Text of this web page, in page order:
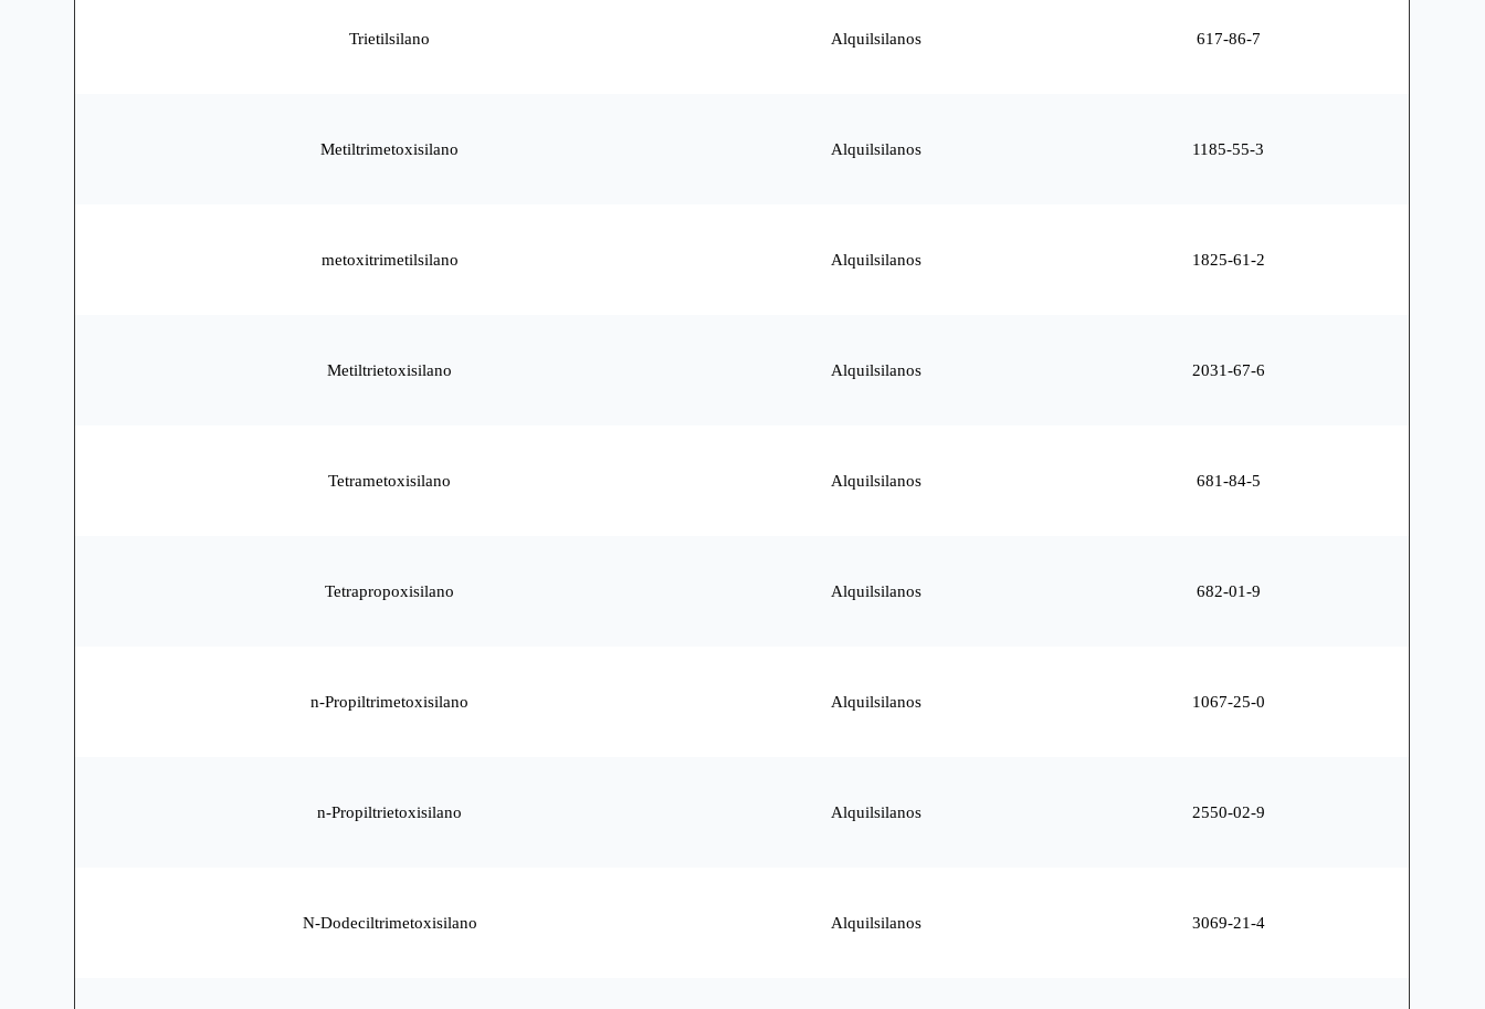
Trietilsilano Alquilsilanos 617-86-7
Metiltrimetoxisilano Alquilsilanos 1185-55-3
metoxitrimetilsilano Alquilsilanos 1825-61-2
Metiltrietoxisilano Alquilsilanos 2031-67-6
Tetrametoxisilano Alquilsilanos 681-84-5
Tetrapropoxisilano Alquilsilanos 682-01-9
n-Propiltrimetoxisilano Alquilsilanos 1067-25-0
n-Propiltrietoxisilano Alquilsilanos 2550-02-9
N-Dodeciltrimetoxisilano Alquilsilanos 3069-21-4